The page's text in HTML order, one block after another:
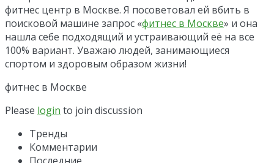
фитнес центр в Москве. Я посоветовал ей вбить в
поисковой машине запрос «фитнес в Москве» и она
нашла себе подходящий и устраивающий её на все
100% вариант. Уважаю людей, занимающиеся
спортом и здоровым образом жизни!
фитнес в Москве
Please login to join discussion
Тренды
Комментарии